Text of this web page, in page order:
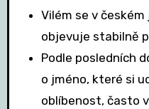
Vilém se v
objevuje stabilně
Podle posledních
o jméno, které si
oblíbenost, často